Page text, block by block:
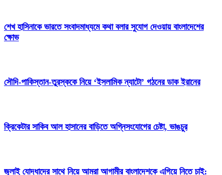
শেখ হাসিনাকে ভারতে সংবাদমাধ্যমে কথা বলার সুযোগ দেওয়ায় বাংলাদেশের
ক্ষোভ
সৌদি-পাকিস্তান-তুরস্ককে নিয়ে ‘ইসলামিক ন্যাটো’ গঠনের ডাক ইরানের
ক্রিকেটার সাকিব আল হাসানের বাড়িতে অগ্নিসংযোগের চেষ্টা, ভাঙচুর
জুলাই যোদ্ধাদের সাথে নিয়ে আমরা আগামীর বাংলাদেশকে এগিয়ে নিতে চাই: